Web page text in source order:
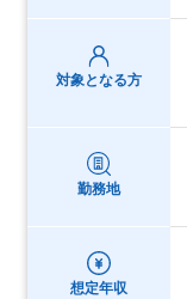
対象となる方
勤務地
想定年収